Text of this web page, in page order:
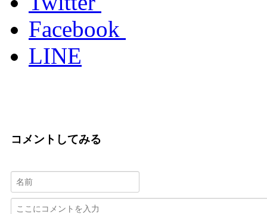
Facebook
LINE
コメントしてみる